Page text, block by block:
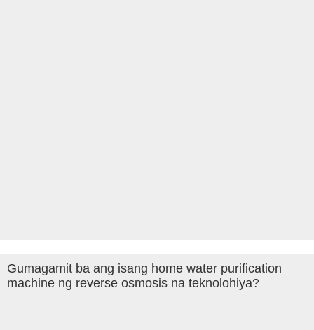
Gumagamit ba ang isang home water purification
machine ng reverse osmosis na teknolohiya?